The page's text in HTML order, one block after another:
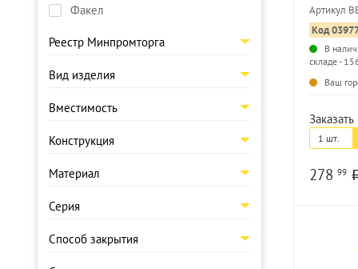
Факел
Реестр Минпромторга
Вид изделия
Вместимость
Конструкция
Материал
Серия
Способ закрытия
листов
Артикул
Код
В
складе -
Ваш
Заказать
1 шт.
278 99